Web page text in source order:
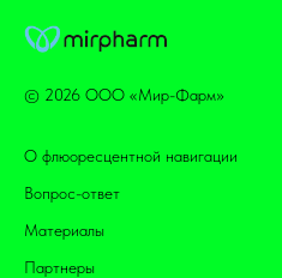
© 2026 ООО «Мир-Фарм»
О флюоресцентной навигации
Вопрос-ответ
Материалы
Партнеры